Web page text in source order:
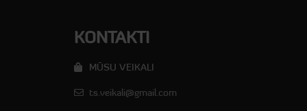
KONTAKTI
MŪSU VEIKALI
ts.veikali@gmail.com